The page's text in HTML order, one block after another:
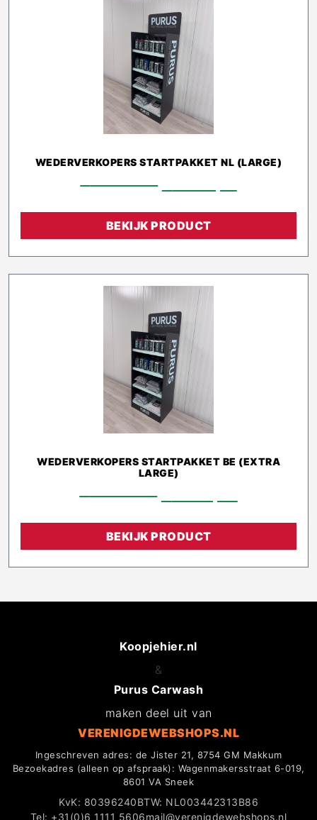
WEDERVERKOPERS STARTPAKKET NL (LARGE)
€1.339,00
BEKIJK PRODUCT
WEDERVERKOPERS STARTPAKKET BE (EXTRA
LARGE)
€2.128,00
BEKIJK PRODUCT
Koopjehier.nl
&
Purus Carwash
maken deel uit van
VERENIGDEWEBSHOPS.NL
Ingeschreven adres: de Jister 21, 8754 GM Makkum
Bezoekadres (alleen op afspraak): Wagenmakersstraat 6-019,
8601 VA Sneek
KvK: 80396240BTW: NL003442313B86
Tel: +31(0)6 1111 5606mail@verenigdewebshops.nl